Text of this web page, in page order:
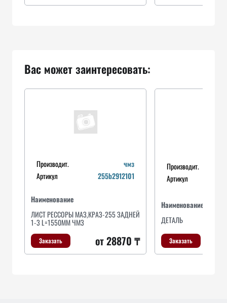
Вас может заинтересовать:
Производит.
чмз
Артикул
255b2912101
Наименование
ЛИСТ РЕССОРЫ МАЗ,КРАЗ-255 ЗАДНЕЙ
1-3 L=1550ММ ЧМЗ
Заказать от 28870 ₸
Производит.
Артикул
Наименование
ДЕТАЛЬ
Заказать